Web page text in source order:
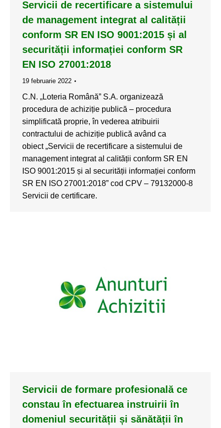
Servicii de recertificare a sistemului
de management integrat al calității
conform SR EN ISO 9001:2015 și al
securității informației conform SR
EN ISO 27001:2018
19 februarie 2022
C.N. „Loteria Română” S.A. organizează
procedura de achiziție publică – procedura
simplificată proprie, în vederea atribuirii
contractului de achiziție publică având ca
obiect „Servicii de recertificare a sistemului de
management integrat al calității conform SR EN
ISO 9001:2015 și al securității informației conform
SR EN ISO 27001:2018” cod CPV – 79132000-8
Servicii de certificare.
Servicii de formare profesională ce
constau în efectuarea instruirii în
domeniul securității și sănătății în